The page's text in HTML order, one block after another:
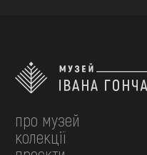
про музей
колекції